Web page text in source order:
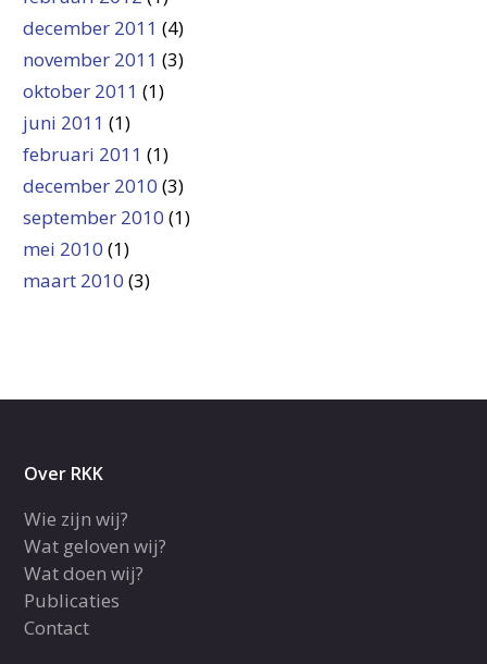
december 2011 (4)
november 2011 (3)
oktober 2011 (1)
juni 2011 (1)
februari 2011 (1)
december 2010 (3)
september 2010 (1)
mei 2010 (1)
maart 2010 (3)
Over RKK
Wie zijn wij?
Wat geloven wij?
Wat doen wij?
Publicaties
Contact